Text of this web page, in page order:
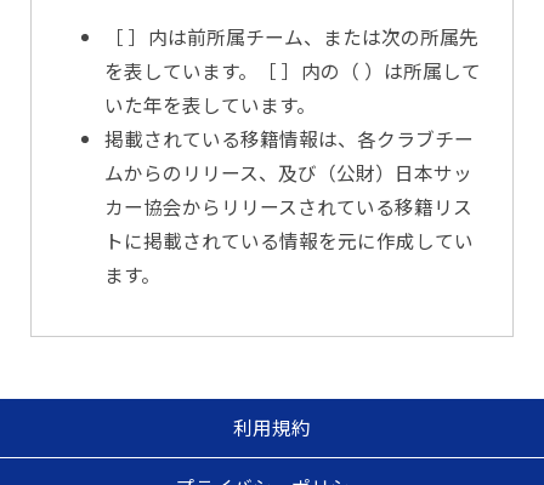
［ ］内は前所属チーム、または次の所属先
を表しています。［ ］内の（ ）は所属して
いた年を表しています。
掲載されている移籍情報は、各クラブチー
ムからのリリース、及び（公財）日本サッ
カー協会からリリースされている移籍リス
トに掲載されている情報を元に作成してい
ます。
利用規約